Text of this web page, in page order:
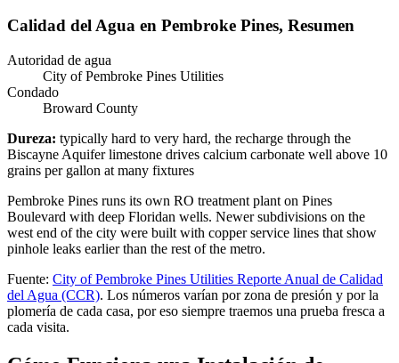
Calidad del Agua en Pembroke Pines, Resumen
Autoridad de agua
City of Pembroke Pines Utilities
Condado
Broward County
Dureza: typically hard to very hard, the recharge through the
Biscayne Aquifer limestone drives calcium carbonate well above 10
grains per gallon at many fixtures
Pembroke Pines runs its own RO treatment plant on Pines
Boulevard with deep Floridan wells. Newer subdivisions on the
west end of the city were built with copper service lines that show
pinhole leaks earlier than the rest of the metro.
Fuente: City of Pembroke Pines Utilities Reporte Anual de Calidad
del Agua (CCR). Los números varían por zona de presión y por la
plomería de cada casa, por eso siempre traemos una prueba fresca a
cada visita.